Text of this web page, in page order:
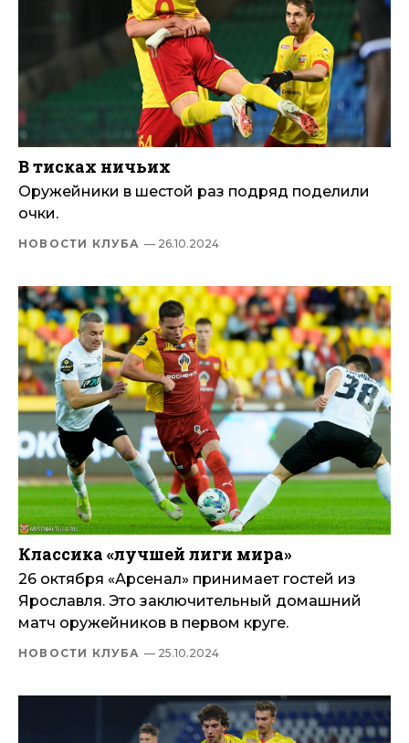
В тисках ничьих
Оружейники в шестой раз подряд поделили
очки.
НОВОСТИ КЛУБА — 26.10.2024
Классика «лучшей лиги мира»
26 октября «Арсенал» принимает гостей из
Ярославля. Это заключительный домашний
матч оружейников в первом круге.
НОВОСТИ КЛУБА — 25.10.2024